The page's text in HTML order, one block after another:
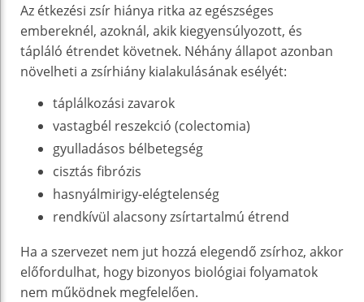
Az étkezési zsír hiánya ritka az egészséges
embereknél, azoknál, akik kiegyensúlyozott, és
tápláló étrendet követnek. Néhány állapot azonban
növelheti a zsírhiány kialakulásának esélyét:
táplálkozási zavarok
vastagbél reszekció (colectomia)
gyulladásos bélbetegség
cisztás fibrózis
hasnyálmirigy-elégtelenség
rendkívül alacsony zsírtartalmú étrend
Ha a szervezet nem jut hozzá elegendő zsírhoz, akkor
előfordulhat, hogy bizonyos biológiai folyamatok
nem működnek megfelelően.